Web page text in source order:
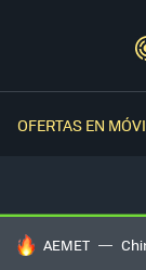
OFERTAS EN
HOY SE HABLA
AEMET